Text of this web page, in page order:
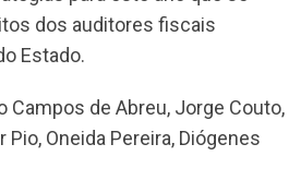
dos auditores fiscais
Estado.
de Abreu, Jorge Couto,
Oneida Pereira, Diógenes